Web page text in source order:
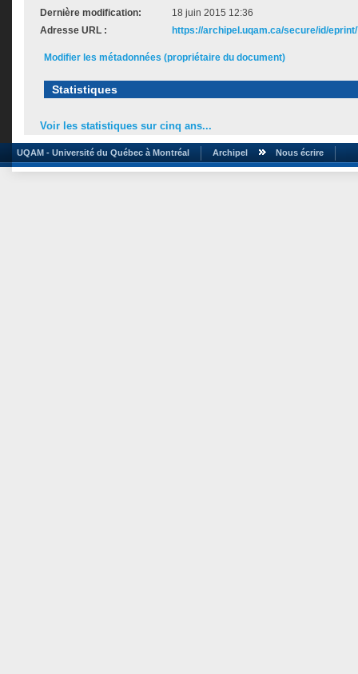
Dernière modification:
18 juin 2015 12:36
Adresse URL :
https://archipel.uqam.ca/secure/id/
Modifier les métadonnées (propriétaire du document)
Statistiques
Voir les statistiques sur cinq ans...
UQAM - Université du Québec à Montréal Archipel Nous écrire